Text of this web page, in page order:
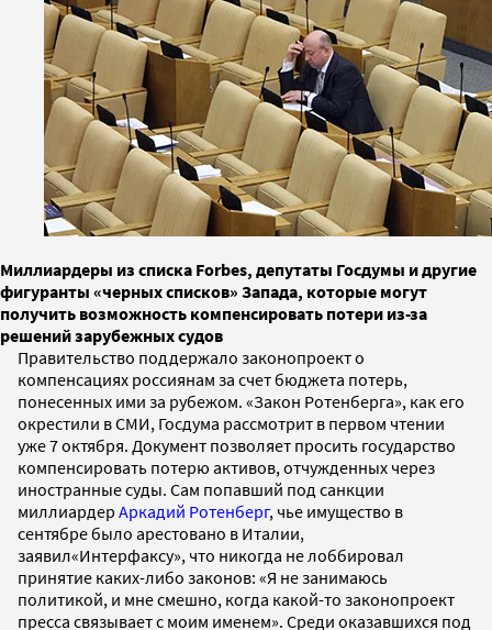
Миллиардеры из списка Forbes, депутаты Госдумы и другие
фигуранты «черных списков» Запада, которые могут
получить возможность компенсировать потери из-за
решений зарубежных судов
Правительство поддержало законопроект о
компенсациях россиянам за счет бюджета потерь,
понесенных ими за рубежом. «Закон Ротенберга», как его
окрестили в СМИ, Госдума рассмотрит в первом чтении
уже 7 октября. Документ позволяет просить государство
компенсировать потерю активов, отчужденных через
иностранные суды. Сам попавший под санкции
миллиардер Аркадий Ротенберг, чье имущество в
сентябре было арестовано в Италии,
заявил«Интерфаксу», что никогда не лоббировал
принятие каких-либо законов: «Я не занимаюсь
политикой, и мне смешно, когда какой-то законопроект
пресса связывает с моим именем». Среди оказавшихся под